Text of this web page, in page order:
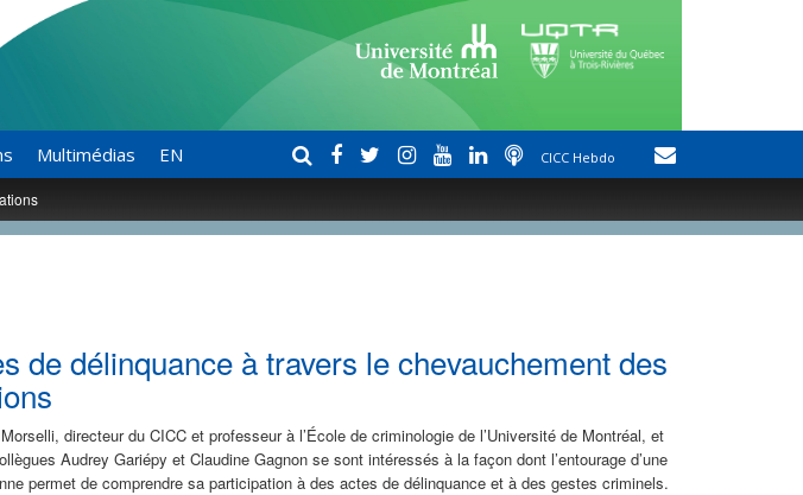
Multimédias EN CICC Hebdo
de délinquance à travers le chevauchement des
directeur du CICC et professeur à l’École de criminologie de l’Université de Montréal, et
Audrey Gariépy et Claudine Gagnon se sont intéressés à la façon dont l’entourage d’une
permet de comprendre sa participation à des actes de délinquance et à des gestes criminels.